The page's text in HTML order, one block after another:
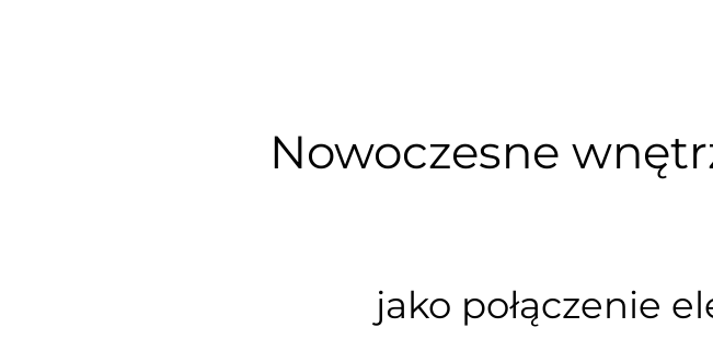
Nowoczesne
jako połączenie